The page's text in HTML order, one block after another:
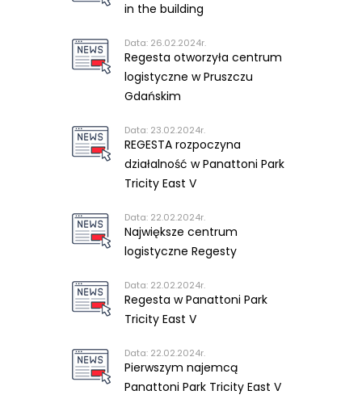
in the building
Data: 26.02.2024r.
Regesta otworzyła centrum
logistyczne w Pruszczu
Gdańskim
Data: 23.02.2024r.
REGESTA rozpoczyna
działalność w Panattoni Park
Tricity East V
Data: 22.02.2024r.
Największe centrum
logistyczne Regesty
Data: 22.02.2024r.
Regesta w Panattoni Park
Tricity East V
Data: 22.02.2024r.
Pierwszym najemcą
Panattoni Park Tricity East V